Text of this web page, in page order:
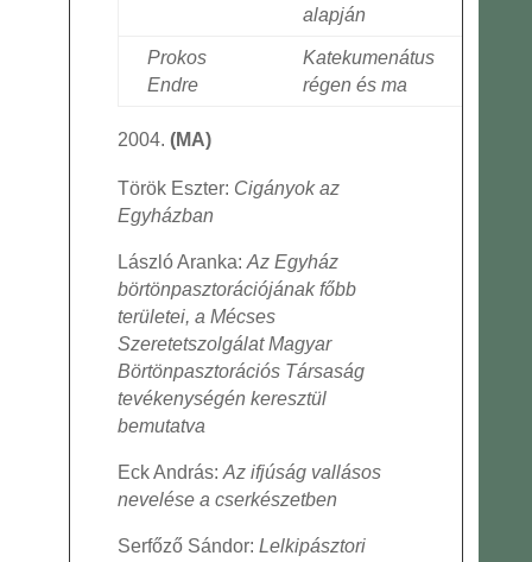
alapján
Prokos
Endre
Katekumenátus
régen és ma
(MA)
Török Eszter: Cigányok az
Egyházban
László Aranka:Az Egyház
börtönpasztorációjának főbb
területei, a Mécses
Szeretetszolgálat Magyar
Börtönpasztorációs Társaság
tevékenységén keresztül
bemutatva
Eck András:Az ifjúság vallásos
nevelése a cserkészetben
Serfőző Sándor:Lelkipásztori